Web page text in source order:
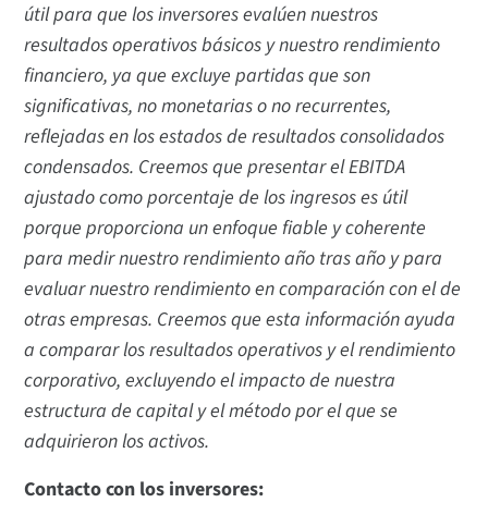
útil para que los inversores evalúen nuestros
resultados operativos básicos y nuestro rendimiento
financiero, ya que excluye partidas que son
significativas, no monetarias o no recurrentes,
reflejadas en los estados de resultados consolidados
condensados. Creemos que presentar el EBITDA
ajustado como porcentaje de los ingresos es útil
porque proporciona un enfoque fiable y coherente
para medir nuestro rendimiento año tras año y para
evaluar nuestro rendimiento en comparación con el de
otras empresas. Creemos que esta información ayuda
a comparar los resultados operativos y el rendimiento
corporativo, excluyendo el impacto de nuestra
estructura de capital y el método por el que se
adquirieron los activos.
Contacto con los inversores: